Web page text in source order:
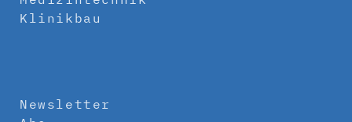
Klinikbau
Newsletter